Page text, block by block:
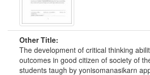
Other Title:
The development of critical thinking
outcomes in good citizen of society of
students taugh by yonisomanasikarn